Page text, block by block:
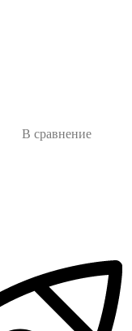
В сравнение